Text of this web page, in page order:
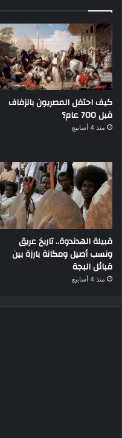
كيف احتفل المصريون بالزفاف
قبل 700 عام؟
منذ 4 أسابيع
قبيلة الهدندوة.. تاريخ عريق
ونسب أصيل ومكانة بارزة بين
قبائل البجة
منذ 4 أسابيع